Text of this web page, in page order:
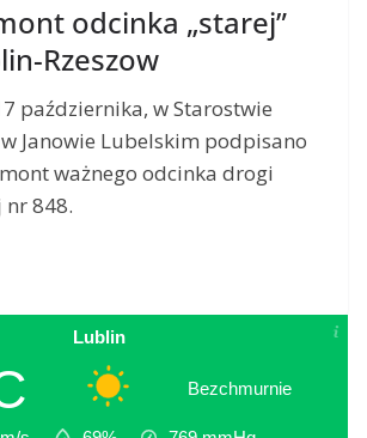
odcinka „starej”
Rzeszow
października, w Starostwie
Janowie Lubelskim podpisano
ważnego odcinka drogi
848.
Lublin
Bezchmurnie